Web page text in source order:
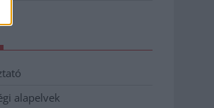
alapelvek